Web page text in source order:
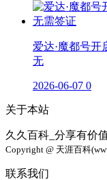
爱达·魔都号
无
2026-06-07 0
关于本站
久久百科_分享有价
Copyright @ 天涯百科
联系我们